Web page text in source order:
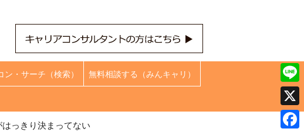
ン・サーチ（検索） 無料相談する（みんキャリ）
はっきり決まってない
Line
X